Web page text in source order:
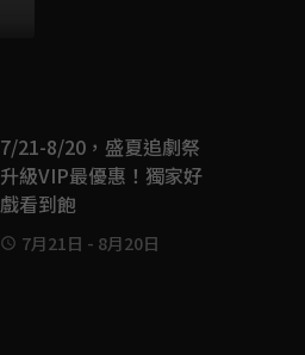
7/21-8/20，盛夏追劇祭
升級VIP最優惠！獨家好
戲看到飽
7月21日 - 8月20日